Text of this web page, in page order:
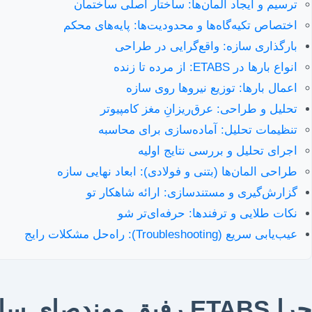
ترسیم و ایجاد المان‌ها: ساختار اصلی ساختمان
اختصاص تکیه‌گاه‌ها و محدودیت‌ها: پایه‌های محکم
بارگذاری سازه: واقع‌گرایی در طراحی
انواع بارها در ETABS: از مرده تا زنده
اعمال بارها: توزیع نیروها روی سازه
تحلیل و طراحی: عرق‌ریزانِ مغز کامپیوتر
تنظیمات تحلیل: آماده‌سازی برای محاسبه
اجرای تحلیل و بررسی نتایج اولیه
طراحی المان‌ها (بتنی و فولادی): ابعاد نهایی سازه
گزارش‌گیری و مستندسازی: ارائه شاهکار تو
نکات طلایی و ترفندها: حرفه‌ای‌تر شو
عیب‌یابی سریع (Troubleshooting): راه‌حل مشکلات رایج